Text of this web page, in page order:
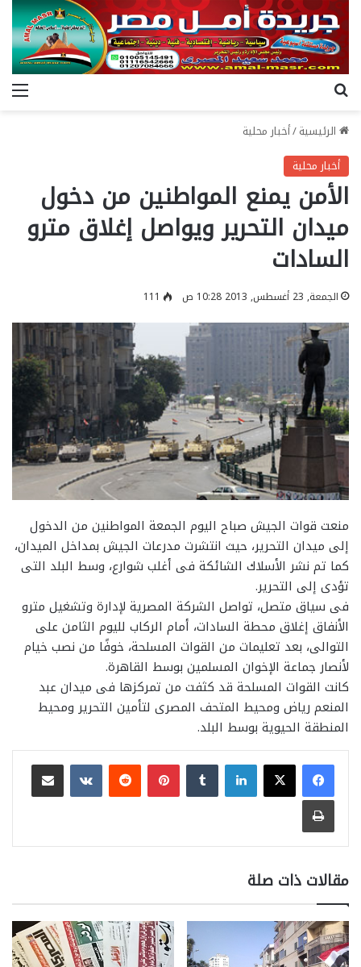
الرئيسية/أخبار محلية
أخبار محلية
الأمن يمنع المواطنين من دخول
ميدان التحرير ويواصل إغلاق مترو
السادات
الجمعة, 23 أغسطس, 2013 10:28 ص 111
منعت قوات الجيش صباح اليوم الجمعة المواطنين من الدخول
إلى ميدان التحرير، حيث انتشرت مدرعات الجيش بمداخل الميدان،
كما تم نشر الأسلاك الشائكة فى أغلب شوارع، وسط البلد التى
تؤدى إلى التحرير.
فى سياق متصل، تواصل الشركة المصرية لإدارة وتشغيل مترو
الأنفاق إغلاق محطة السادات، أمام الركاب لليوم الثامن على
التوالى، بعد تعليمات من القوات المسلحة، خوفًا من نصب خيام
لأنصار جماعة الإخوان المسلمين بوسط القاهرة.
كانت القوات المسلحة قد كثفت من تمركزها فى ميدان عبد
المنعم رياض ومحيط المتحف المصرى لتأمين التحرير ومحيط
المنطقة الحيوية بوسط البلد.
لينكدإن بينتيريست
مشاركة عبر البريد
طباعة
مقالات ذات صلة